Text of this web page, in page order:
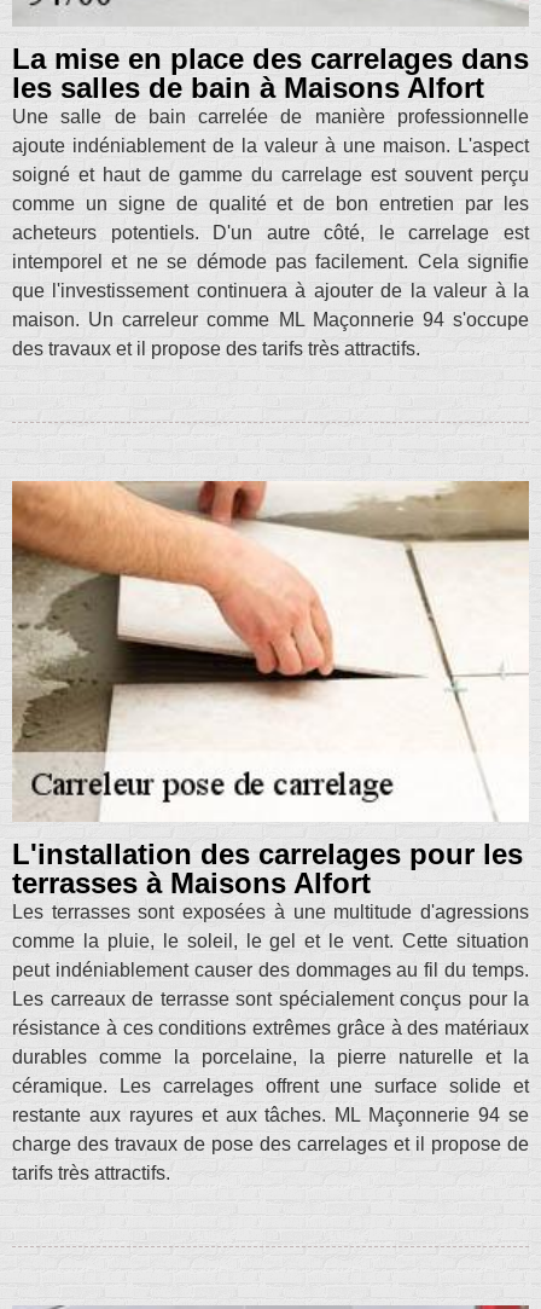
La mise en place des carrelages dans
les salles de bain à Maisons Alfort
Une salle de bain carrelée de manière professionnelle
ajoute indéniablement de la valeur à une maison. L'aspect
soigné et haut de gamme du carrelage est souvent perçu
comme un signe de qualité et de bon entretien par les
acheteurs potentiels. D'un autre côté, le carrelage est
intemporel et ne se démode pas facilement. Cela signifie
que l'investissement continuera à ajouter de la valeur à la
maison. Un carreleur comme ML Maçonnerie 94 s'occupe
des travaux et il propose des tarifs très attractifs.
L'installation des carrelages pour les
terrasses à Maisons Alfort
Les terrasses sont exposées à une multitude d'agressions
comme la pluie, le soleil, le gel et le vent. Cette situation
peut indéniablement causer des dommages au fil du temps.
Les carreaux de terrasse sont spécialement conçus pour la
résistance à ces conditions extrêmes grâce à des matériaux
durables comme la porcelaine, la pierre naturelle et la
céramique. Les carrelages offrent une surface solide et
restante aux rayures et aux tâches. ML Maçonnerie 94 se
charge des travaux de pose des carrelages et il propose de
tarifs très attractifs.